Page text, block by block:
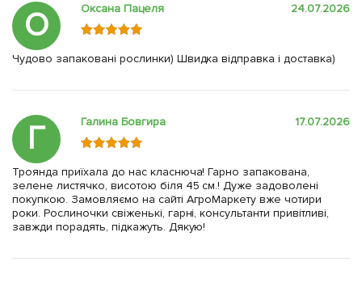
О Оксана Пацеля 24.07.2026
Чудово запаковані рослинки) Швидка відправка і доставка)
Г Галина Бовгира 17.07.2026
Троянда приїхала до нас класнюча! Гарно запакована,
зелене листячко, висотою біля 45 см.! Дуже задоволені
покупкою. Замовляємо на сайті АгроМаркету вже чотири
роки. Рослиночки свіженькі, гарні, консультанти привітливі,
завжди порадять, підкажуть. Дякую!